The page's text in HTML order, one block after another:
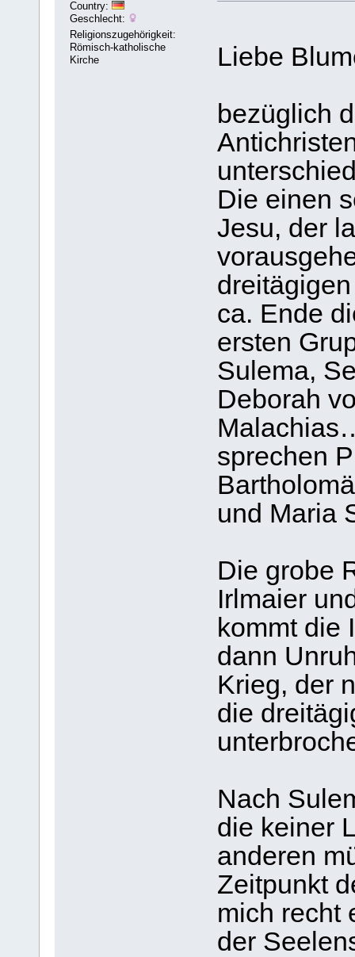
Country:
Geschlecht:
Religionszugehörigkeit:
Römisch-katholische
Kirche
Liebe
bezüglich
Die einen
Jesu, der
ca. Ende
ersten
Sulema,
Deborah
sprechen
und Maria
Die grobe
Irlmaier
kommt die
dann
Krieg, der
die
Nach
die keiner
anderen
Zeitpunkt
mich recht
der